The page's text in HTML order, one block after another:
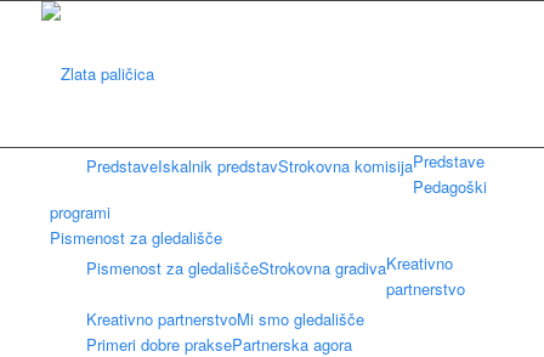
Predstave
PredstaveIskalnik predstavStrokovna komisija
Pedagoški
programi
Pismenost za gledališče
Pismenost za gledališčeStrokovna gradivaKreativno
partnerstvo
Kreativno partnerstvoMi smo gledališče
Primeri dobre praksePartnerska agora